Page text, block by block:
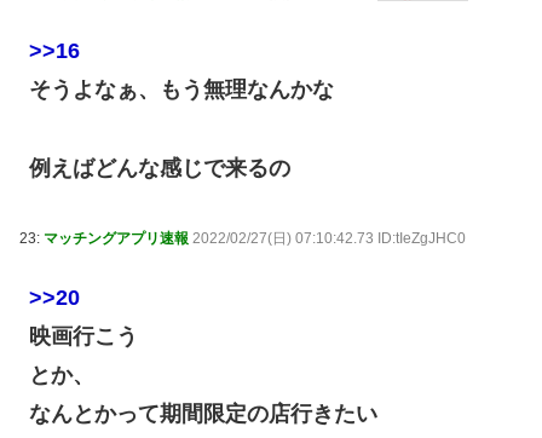
>>16
そうよなぁ、もう無理なんかな
例えばどんな感じで来るの
23: マッチングアプリ速報 2022/02/27(日) 07:10:42.73 ID:tIeZgJHC0
>>20
映画行こう
とか、
なんとかって期間限定の店行きたい